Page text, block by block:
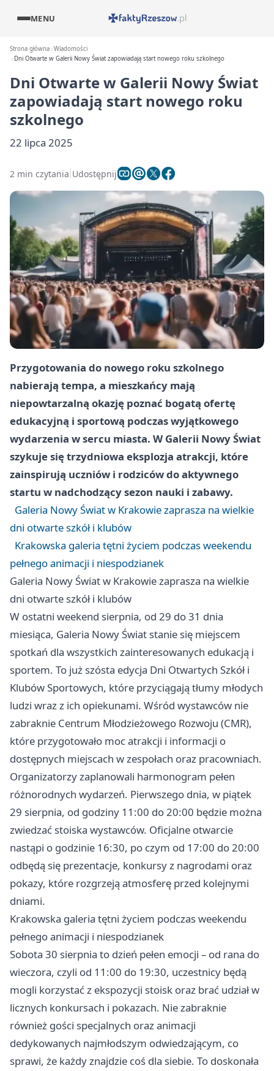
MENU
Strona główna Wiadomości
Dni Otwarte w Galerii Nowy Świat zapowiadają start nowego roku szkolnego
Dni Otwarte w Galerii Nowy Świat
zapowiadają start nowego roku
szkolnego
22 lipca 2025
2 min czytania Udostępnij
Przygotowania do nowego roku szkolnego
nabierają tempa, a mieszkańcy mają
niepowtarzalną okazję poznać bogatą ofertę
edukacyjną i sportową podczas wyjątkowego
wydarzenia w sercu miasta. W Galerii Nowy Świat
szykuje się trzydniowa eksplozja atrakcji, które
zainspirują uczniów i rodziców do aktywnego
startu w nadchodzący sezon nauki i zabawy.
Galeria Nowy Świat w Krakowie zaprasza na wielkie
dni otwarte szkół i klubów
Krakowska galeria tętni życiem podczas weekendu
pełnego animacji i niespodzianek
Galeria Nowy Świat w Krakowie zaprasza na wielkie
dni otwarte szkół i klubów
W ostatni weekend sierpnia, od 29 do 31 dnia
miesiąca, Galeria Nowy Świat stanie się miejscem
spotkań dla wszystkich zainteresowanych edukacją i
sportem. To już szósta edycja Dni Otwartych Szkół i
Klubów Sportowych, które przyciągają tłumy młodych
ludzi wraz z ich opiekunami. Wśród wystawców nie
zabraknie Centrum Młodzieżowego Rozwoju (CMR),
które przygotowało moc atrakcji i informacji o
dostępnych miejscach w zespołach oraz pracowniach.
Organizatorzy zaplanowali harmonogram pełen
różnorodnych wydarzeń. Pierwszego dnia, w piątek
29 sierpnia, od godziny 11:00 do 20:00 będzie można
zwiedzać stoiska wystawców. Oficjalne otwarcie
nastąpi o godzinie 16:30, po czym od 17:00 do 20:00
odbędą się prezentacje, konkursy z nagrodami oraz
pokazy, które rozgrzeją atmosferę przed kolejnymi
dniami.
Krakowska galeria tętni życiem podczas weekendu
pełnego animacji i niespodzianek
Sobota 30 sierpnia to dzień pełen emocji – od rana do
wieczora, czyli od 11:00 do 19:30, uczestnicy będą
mogli korzystać z ekspozycji stoisk oraz brać udział w
licznych konkursach i pokazach. Nie zabraknie
również gości specjalnych oraz animacji
dedykowanych najmłodszym odwiedzającym, co
sprawi, że każdy znajdzie coś dla siebie. To doskonała